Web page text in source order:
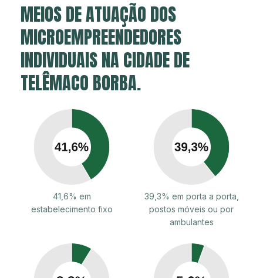
MEIOS DE ATUAÇÃO DOS
MICROEMPREENDEDORES
INDIVIDUAIS NA CIDADE DE
TELÊMACO BORBA.
41,6% em
estabelecimento fixo
39,3% em porta a porta,
postos móveis ou por
ambulantes